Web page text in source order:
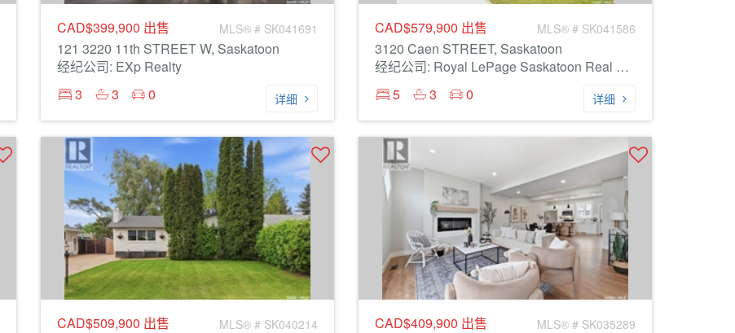
CAD$399,900 出售 MLS® # SK041691
121 3220 11th STREET W, Saskatoon
经纪公司: EXp Realty
3
3 0 详细
CAD$579,900 出售 MLS® # SK041586
3120 Caen STREET, Saskatoon
经纪公司: Royal LePage Saskatoon Real Estate
5
3 0 详细
CAD$509,900 出售 MLS® # SK040214 CAD$409,900 出售 MLS® # SK035289